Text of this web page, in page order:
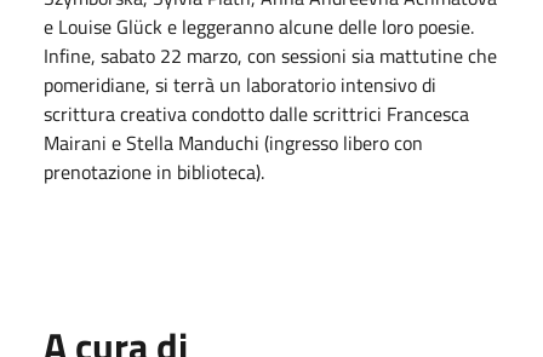
e Louise Glück e leggeranno alcune delle loro poesie.
Infine, sabato 22 marzo, con sessioni sia mattutine che
pomeridiane, si terrà un laboratorio intensivo di
scrittura creativa condotto dalle scrittrici Francesca
Mairani e Stella Manduchi (ingresso libero con
prenotazione in biblioteca).